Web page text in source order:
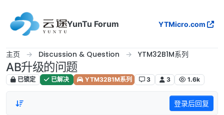
YunTu Forum
YTMicro.com
主页 Discussion & Question YTM32B1M系列
AB升级的问题
已锁定 已解决 YTM32B1M系列 3 3 1.6k
登录后回复